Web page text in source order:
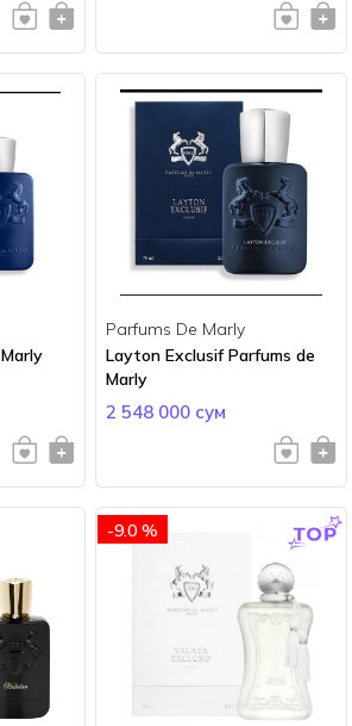
Parfums De Marly
Layton Exclusif Parfums de
Marly
2 548 000 сум
-9.0 %